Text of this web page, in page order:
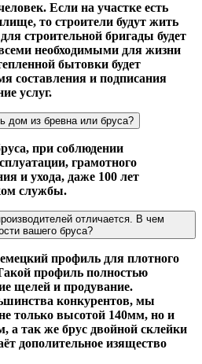
Если на участке есть
то строители будут жить
строительной бригады будет
необходимыми для жизни
бытовки будет
составления и подписания
услуг.
дом из бревна или бруса?
при соблюдении
грамотного
и ухода, даже 100 лет
службы.
отличается. В чем
вашего бруса?
профиль для плотного
профиль полностью
щелей и продувание.
конкурентов, мы
только высотой 140мм, но и
а так же брус двойной склейки
дополительное изящество